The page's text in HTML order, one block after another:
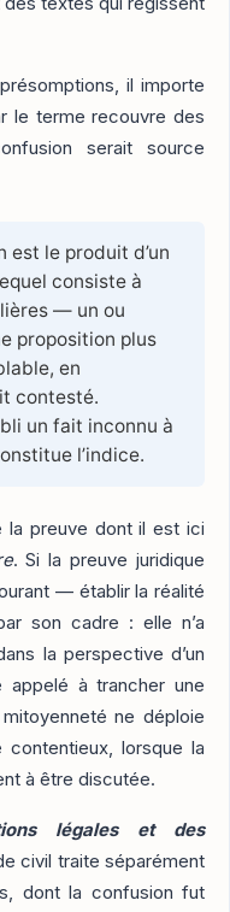
il importe
le terme recouvre des
serait source
est le produit d’un
consiste à
— un ou
proposition plus
en
contesté.
un fait inconnu à
l’indice.
la preuve dont il est ici
. Si la preuve juridique
— établir la réalité
son cadre : elle n’a
la perspective d’un
appelé à trancher une
ne déploie
lorsque la
à être discutée.
légales et des
civil traite séparément
dont la confusion fut